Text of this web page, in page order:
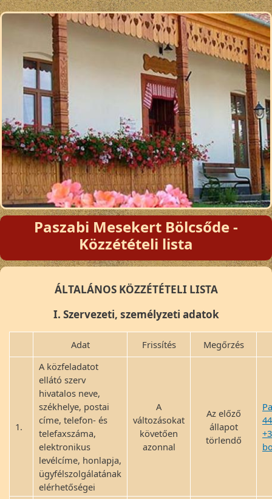
Paszabi Mesekert Bölcsőde -
Közzétételi lista
ÁLTALÁNOS KÖZZÉTÉTELI LISTA
I. Szervezeti, személyzeti adatok
Adat Frissítés Megőrzés
1.
A közfeladatot
ellátó szerv
hivatalos neve,
székhelye, postai
címe, telefon- és
telefaxszáma,
elektronikus
levélcíme, honlapja,
ügyfélszolgálatának
elérhetőségei
A
változásokat
követően
azonnal
Az előző
állapot
törlendő